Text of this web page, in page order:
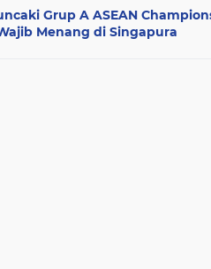
Grup A ASEAN
Menang di Singapura